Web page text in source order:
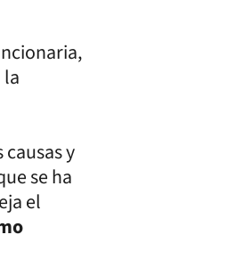
y
se ha
el